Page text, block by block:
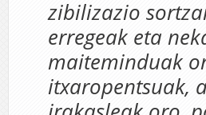
zibilizazio
erregeak eta
maiteminduak
itxaropentsuak,